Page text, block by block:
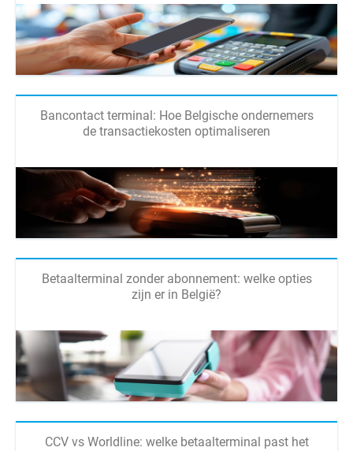
Bancontact terminal: Hoe Belgische ondernemers
de transactiekosten optimaliseren
Betaalterminal zonder abonnement: welke opties
zijn er in België?
CCV vs Worldline: welke betaalterminal past het